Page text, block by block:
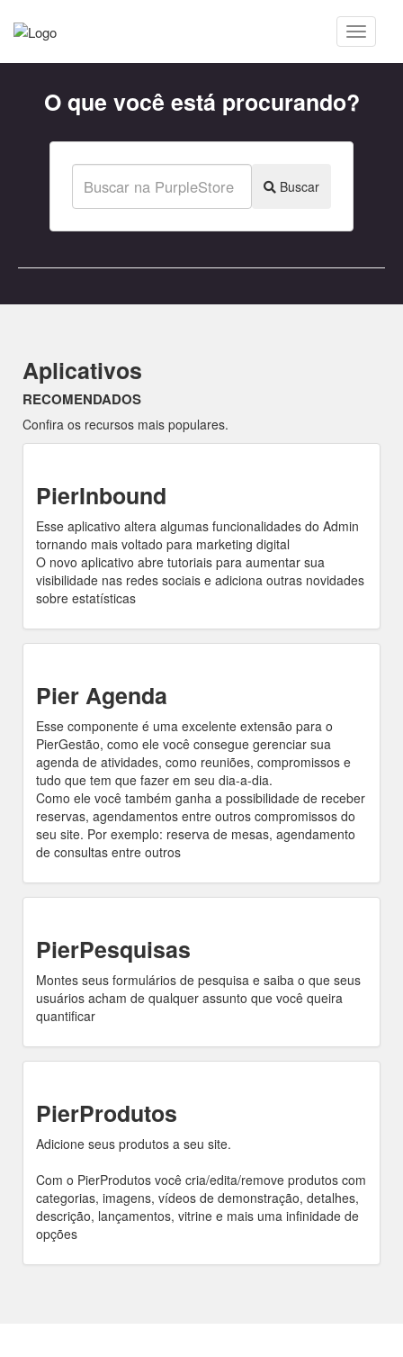
O que você está procurando?
Buscar
Aplicativos
RECOMENDADOS
Confira os recursos mais populares.
PierInbound
Esse aplicativo altera algumas funcionalidades do Admin
tornando mais voltado para marketing digital
O novo aplicativo abre tutoriais para aumentar sua
visibilidade nas redes sociais e adiciona outras novidades
sobre estatísticas
Pier Agenda
Esse componente é uma excelente extensão para o
PierGestão, como ele você consegue gerenciar sua
agenda de atividades, como reuniões, compromissos e
tudo que tem que fazer em seu dia-a-dia.
Como ele você também ganha a possibilidade de receber
reservas, agendamentos entre outros compromissos do
seu site. Por exemplo: reserva de mesas, agendamento
de consultas entre outros
PierPesquisas
Montes seus formulários de pesquisa e saiba o que seus
usuários acham de qualquer assunto que você queira
quantificar
PierProdutos
Adicione seus produtos a seu site.
Com o PierProdutos você cria/edita/remove produtos com
categorias, imagens, vídeos de demonstração, detalhes,
descrição, lançamentos, vitrine e mais uma infinidade de
opções